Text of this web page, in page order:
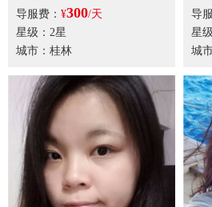
导服费： ¥300/天
星级：2星
城市：桂林
导
星
城